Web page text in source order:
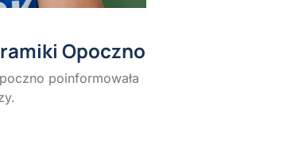
Opoczno
poinformowała